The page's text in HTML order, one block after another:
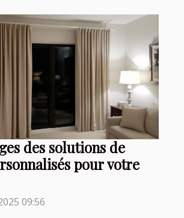
des solutions de
pour votre
09:56